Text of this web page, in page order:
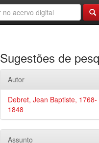
Sugestões de
Autor
Debret, Jean Baptiste, 1768-
1848
Assunto